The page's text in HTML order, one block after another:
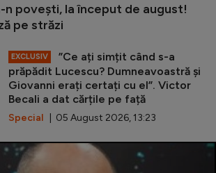
n povești, la început de august!
pe străzi
EXCLUSIV
”Ce ați simțit când s-a
prăpădit Lucescu? Dumneavoastră și
Giovanni erați certați cu el”. Victor
Becali a dat cărțile pe față
Special | 05 August 2026, 13:23